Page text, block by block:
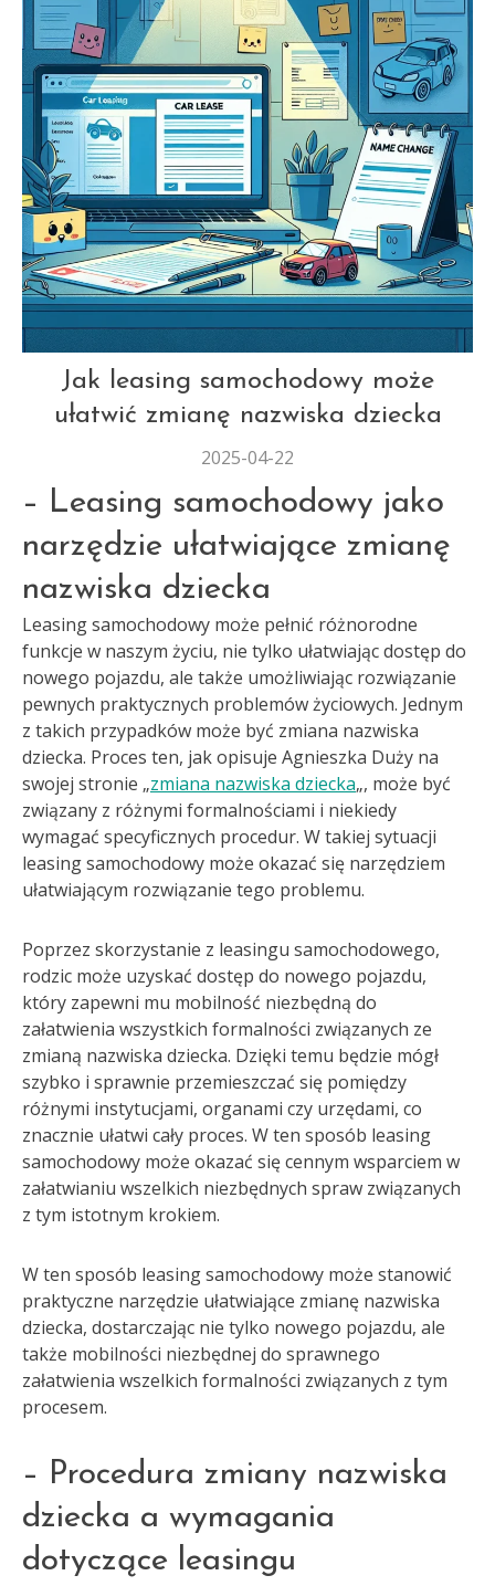
AUT
Jak leasing samochodowy może
ułatwić zmianę nazwiska dziecka
2025-04-22
– Leasing samochodowy jako
narzędzie ułatwiające zmianę
nazwiska dziecka
Leasing samochodowy może pełnić różnorodne
funkcje w naszym życiu, nie tylko ułatwiając dostęp do
nowego pojazdu, ale także umożliwiając rozwiązanie
pewnych praktycznych problemów życiowych. Jednym
z takich przypadków może być zmiana nazwiska
dziecka. Proces ten, jak opisuje Agnieszka Duży na
swojej stronie „zmiana nazwiska dziecka„, może być
związany z różnymi formalnościami i niekiedy
wymagać specyficznych procedur. W takiej sytuacji
leasing samochodowy może okazać się narzędziem
ułatwiającym rozwiązanie tego problemu.
Poprzez skorzystanie z leasingu samochodowego,
rodzic może uzyskać dostęp do nowego pojazdu,
który zapewni mu mobilność niezbędną do
załatwienia wszystkich formalności związanych ze
zmianą nazwiska dziecka. Dzięki temu będzie mógł
szybko i sprawnie przemieszczać się pomiędzy
różnymi instytucjami, organami czy urzędami, co
znacznie ułatwi cały proces. W ten sposób leasing
samochodowy może okazać się cennym wsparciem w
załatwianiu wszelkich niezbędnych spraw związanych
z tym istotnym krokiem.
W ten sposób leasing samochodowy może stanowić
praktyczne narzędzie ułatwiające zmianę nazwiska
dziecka, dostarczając nie tylko nowego pojazdu, ale
także mobilności niezbędnej do sprawnego
załatwienia wszelkich formalności związanych z tym
procesem.
– Procedura zmiany nazwiska
dziecka a wymagania
dotyczące leasingu